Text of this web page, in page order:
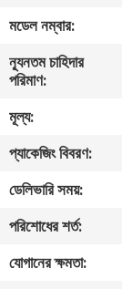
কারখানা
ভ্রমণ
মান
নিয়ন্ত্রণ
যোগাযোগ
করুন
মডেল নম্বার:
ন্যূনতম চাহিদার
পরিমাণ:
মূল্য:
প্যাকেজিং বিবরণ:
ডেলিভারি সময়:
পরিশোধের শর্ত:
যোগানের ক্ষমতা: